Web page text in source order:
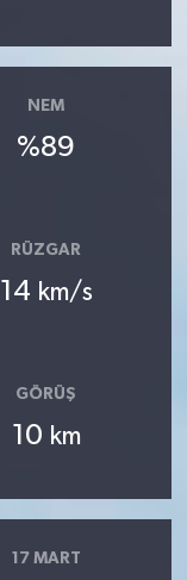
NEM
%89
RÜZGAR
14 km/s
GÖRÜŞ
10 km
17 MART